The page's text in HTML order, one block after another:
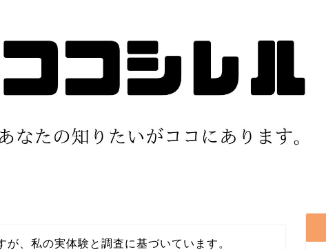
、私の実体験と調査に基づいています。